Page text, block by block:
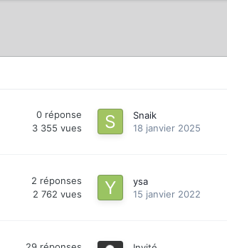
0 réponse
3 355 vues
Snaik
18 janvier 2025
2 réponses
2 762 vues
ysa
15 janvier 2022